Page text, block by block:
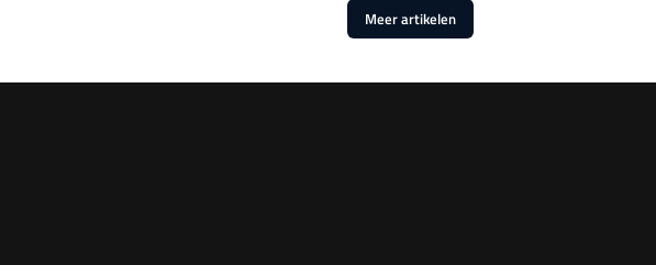
Meer artikelen